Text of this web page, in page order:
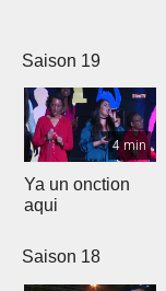
Saison 19
4 min
Ya un onction
aqui
Saison 18